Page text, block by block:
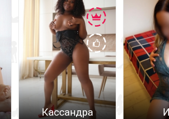
Кассандра